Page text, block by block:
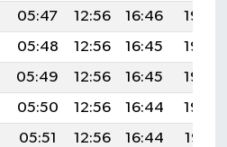
05:47 12:56 16:46
19:56
05:48 12:56 16:45
19:55
05:49 12:56 16:45
19:53
05:50 12:56 16:44
19:52
05:51 12:56 16:44
19:51